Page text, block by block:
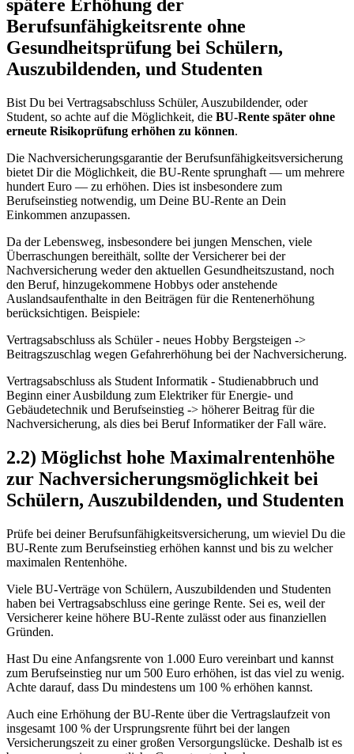
spätere Erhöhung der
Berufsunfähigkeitsrente ohne
Gesundheitsprüfung bei Schülern,
Auszubildenden, und Studenten
Bist Du bei Vertragsabschluss Schüler, Auszubildender, oder
Student, so achte auf die Möglichkeit, die BU-Rente später ohne
erneute Risikoprüfung erhöhen zu können.
Die Nachversicherungsgarantie der Berufsunfähigkeitsversicherung
bietet Dir die Möglichkeit, die BU-Rente sprunghaft — um mehrere
hundert Euro — zu erhöhen. Dies ist insbesondere zum
Berufseinstieg notwendig, um Deine BU-Rente an Dein
Einkommen anzupassen.
Da der Lebensweg, insbesondere bei jungen Menschen, viele
Überraschungen bereithält, sollte der Versicherer bei der
Nachversicherung weder den aktuellen Gesundheitszustand, noch
den Beruf, hinzugekommene Hobbys oder anstehende
Auslandsaufenthalte in den Beiträgen für die Rentenerhöhung
berücksichtigen. Beispiele:
Vertragsabschluss als Schüler - neues Hobby Bergsteigen ->
Beitragszuschlag wegen Gefahrerhöhung bei der Nachversicherung.
Vertragsabschluss als Student Informatik - Studienabbruch und
Beginn einer Ausbildung zum Elektriker für Energie- und
Gebäudetechnik und Berufseinstieg -> höherer Beitrag für die
Nachversicherung, als dies bei Beruf Informatiker der Fall wäre.
2.2) Möglichst hohe Maximalrentenhöhe
zur Nachversicherungsmöglichkeit bei
Schülern, Auszubildenden, und Studenten
Prüfe bei deiner Berufsunfähigkeitsversicherung, um wieviel Du die
BU-Rente zum Berufseinstieg erhöhen kannst und bis zu welcher
maximalen Rentenhöhe.
Viele BU-Verträge von Schülern, Auszubildenden und Studenten
haben bei Vertragsabschluss eine geringe Rente. Sei es, weil der
Versicherer keine höhere BU-Rente zulässt oder aus finanziellen
Gründen.
Hast Du eine Anfangsrente von 1.000 Euro vereinbart und kannst
zum Berufseinstieg nur um 500 Euro erhöhen, ist das viel zu wenig.
Achte darauf, dass Du mindestens um 100 % erhöhen kannst.
Auch eine Erhöhung der BU-Rente über die Vertragslaufzeit von
insgesamt 100 % der Ursprungsrente führt bei der langen
Versicherungszeit zu einer großen Versorgungslücke. Deshalb ist es